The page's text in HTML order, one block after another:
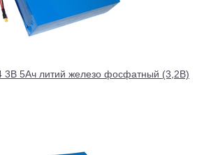
3В 5Ач литий железо фосфатный (3,2В)